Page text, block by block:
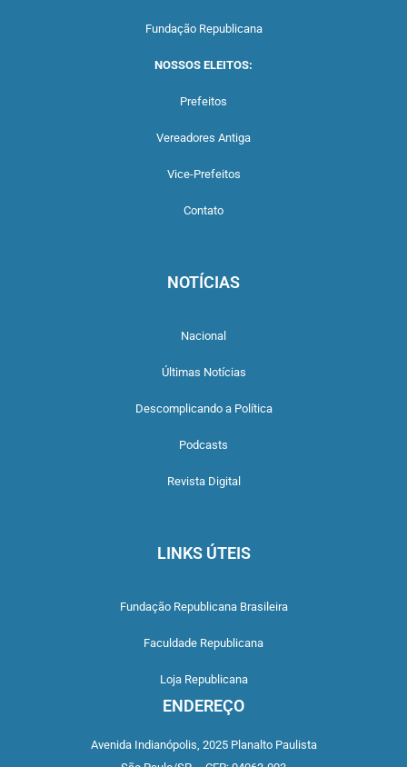
Fundação Republicana
NOSSOS ELEITOS:
Prefeitos
Vereadores Antiga
Vice-Prefeitos
Contato
NOTÍCIAS
Nacional
Últimas Notícias
Descomplicando a Política
Podcasts
Revista Digital
LINKS ÚTEIS
Fundação Republicana Brasileira
Faculdade Republicana
Loja Republicana
ENDEREÇO
Avenida Indianópolis, 2025 Planalto Paulista